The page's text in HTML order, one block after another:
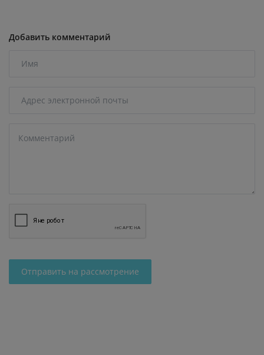
Добавить комментарий
Отправить на рассмотрение